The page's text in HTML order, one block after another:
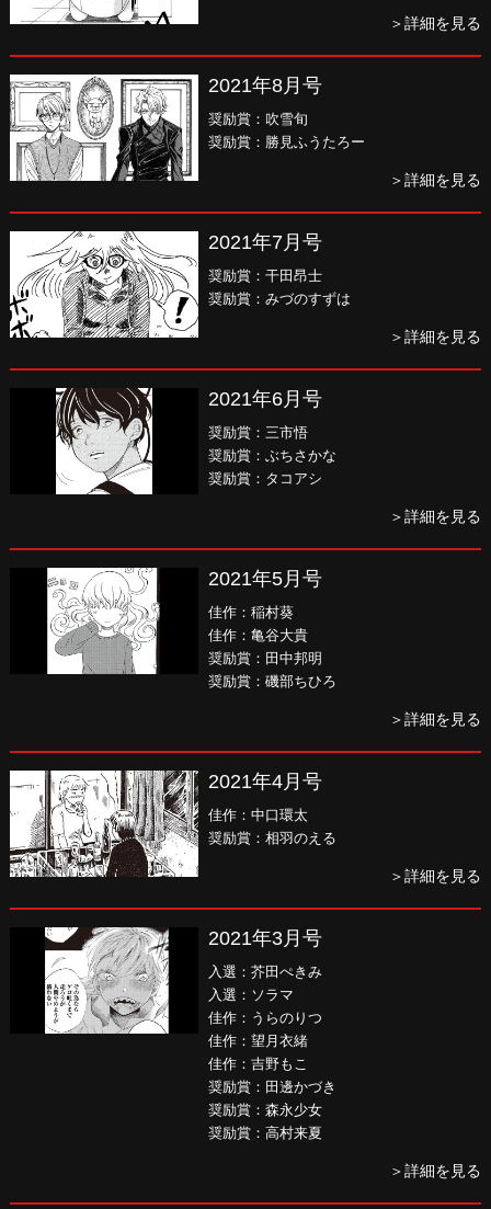
＞詳細を見る
2021年8月号
奨励賞：吹雪旬
奨励賞：勝見ふうたろー
＞詳細を見る
2021年7月号
奨励賞：干田昂士
奨励賞：みづのすずは
＞詳細を見る
2021年6月号
奨励賞：三市悟
奨励賞：ぶちさかな
奨励賞：タコアシ
＞詳細を見る
2021年5月号
佳作：稲村葵
佳作：亀谷大貴
奨励賞：田中邦明
奨励賞：磯部ちひろ
＞詳細を見る
2021年4月号
佳作：中口環太
奨励賞：相羽のえる
＞詳細を見る
2021年3月号
入選：芥田ぺきみ
入選：ソラマ
佳作：うらのりつ
佳作：望月衣緒
佳作：吉野もこ
奨励賞：田邊かづき
奨励賞：森永少女
奨励賞：高村来夏
＞詳細を見る